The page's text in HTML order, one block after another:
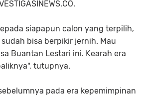
siapapun calon yang terpilih,
bisa berpikir jernih. Mau
Buantan Lestari ini. Kearah era
tutupnya.
pada era kepemimpinan